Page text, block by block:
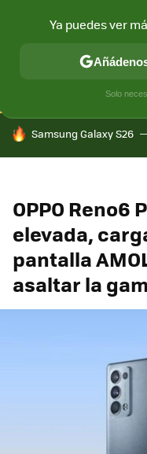
CONECTIVIDAD
HOY SE HABLA DE
Samsung Galaxy S26
OPPO Reno6
elevada,
pantalla
asaltar la
Ya puedes ver
Solo